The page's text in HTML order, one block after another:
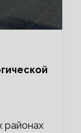
районах